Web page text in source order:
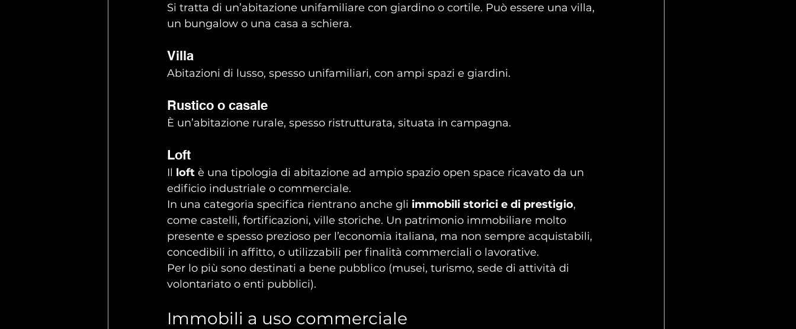
Si tratta di un’abitazione unifamiliare con giardino o cortile. Può essere una villa,
un bungalow o una casa a schiera.
Villa
Abitazioni di lusso, spesso unifamiliari, con ampi spazi e giardini.
Rustico o casale
È un’abitazione rurale, spesso ristrutturata, situata in campagna.
Loft
Il loft è una tipologia di abitazione ad ampio spazio open space ricavato da un
edificio industriale o commerciale.
In una categoria specifica rientrano anche gli immobili storici e di prestigio,
come castelli, fortificazioni, ville storiche. Un patrimonio immobiliare molto
presente e spesso prezioso per l’economia italiana, ma non sempre acquistabili,
concedibili in affitto, o utilizzabili per finalità commerciali o lavorative.
Per lo più sono destinati a bene pubblico (musei, turismo, sede di attività di
volontariato o enti pubblici).
Immobili a uso commerciale